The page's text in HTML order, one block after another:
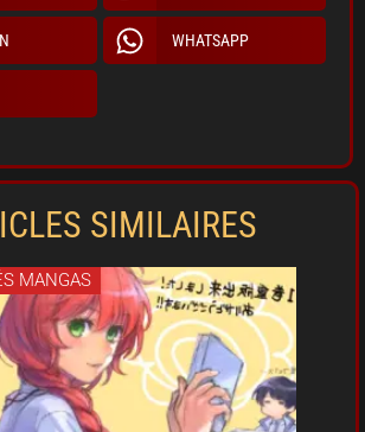
WHATSAPP
SIMILAIRES
MANGAS